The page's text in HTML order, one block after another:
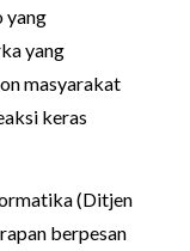
yang
yang
masyarakat
keras
(Ditjen
berpesan